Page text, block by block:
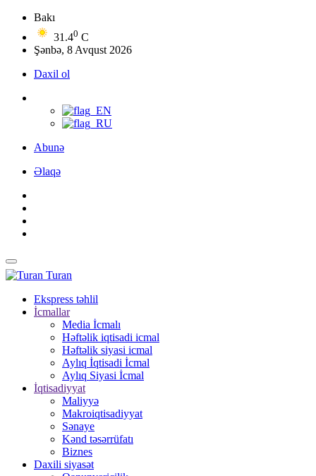
Bakı
31.40 C
Şənbə, 8 Avqust 2026
Daxil ol
Abunə
Əlaqə
Turan
Ekspress təhlil
İcmallar
Media İcmalı
Həftəlik iqtisadi icmal
Həftəlik siyasi icmal
Aylıq İqtisadi İcmal
Aylıq Siyasi İcmal
İqtisadiyyat
Maliyyə
Makroiqtisadiyyat
Sənaye
Kənd təsərrüfatı
Biznes
Daxili siyasət